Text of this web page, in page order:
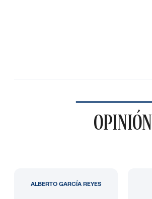
OPINIÓN
ALBERTO GARCÍA REYES